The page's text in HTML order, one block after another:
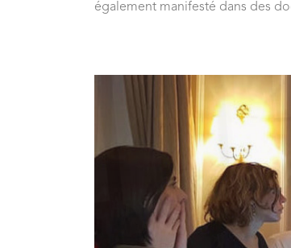
également manifesté dans des